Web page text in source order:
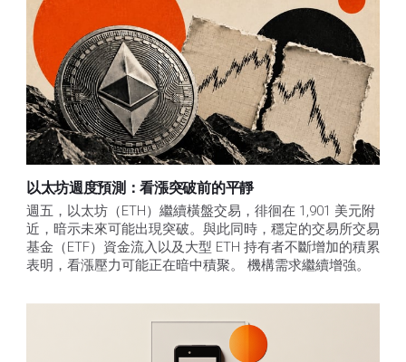
以太坊週度預測：看漲突破前的平靜
週五，以太坊（ETH）繼續橫盤交易，徘徊在 1,901 美元附
近，暗示未來可能出現突破。與此同時，穩定的交易所交易
基金（ETF）資金流入以及大型 ETH 持有者不斷增加的積累
表明，看漲壓力可能正在暗中積聚。 機構需求繼續增強。